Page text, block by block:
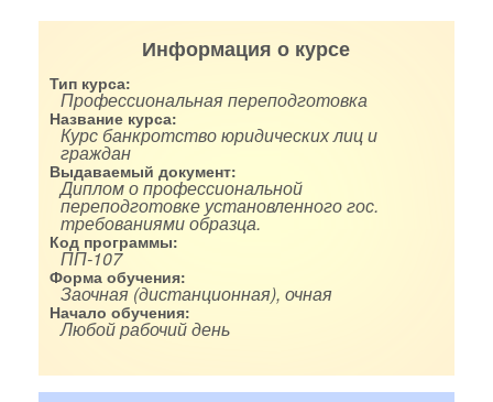
Информация о курсе
Тип курса:
Профессиональная переподготовка
Название курса:
Курс банкротство юридических лиц и
граждан
Выдаваемый документ:
Диплом о профессиональной
переподготовке установленного гос.
требованиями образца.
Код программы:
ПП-107
Форма обучения:
Заочная (дистанционная), очная
Начало обучения:
Любой рабочий день